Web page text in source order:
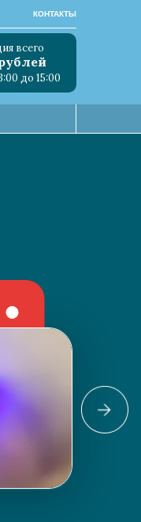
КОНТАКТЫ
всего
до 15:00
и